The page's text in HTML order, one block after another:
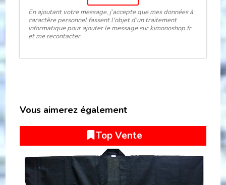
En ajoutant votre message, j’accepte que mes données à
caractère personnel fassent l'objet d'un traitement
informatique pour ajouter le message sur kimonoshop.fr
et me recontacter.
Vous aimerez également
PROMO